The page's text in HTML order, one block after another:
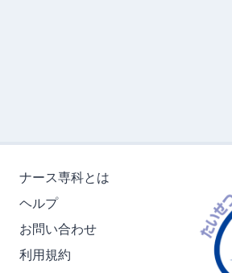
ナース専科とは
ヘルプ
お問い合わせ
利用規約